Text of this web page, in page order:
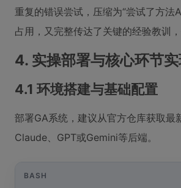
重复的错误尝试，压缩为“尝试了方
占用，又完整传达了关键的经验教训
4. 实操部署与核心环节
4.1 环境搭建与基础配置
部署GA系统，建议从官方仓库获取
Claude、GPT或Gemini等后端。
BASH